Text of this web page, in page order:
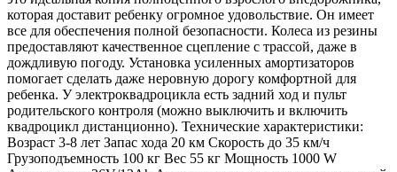
которая доставит ребенку огромное удовольствие. Он имеет
все для обеспечения полной безопасности. Колеса из резины
предоставляют качественное сцепление с трассой, даже в
дождливую погоду. Установка усиленных амортизаторов
помогает сделать даже неровную дорогу комфортной для
ребенка. У электроквадроцикла есть задний ход и пульт
родительского контроля (можно выключить и включить
квадроцикл дистанционно). Технические характеристики:
Возраст 3-8 лет Запас хода 20 км Скорость до 35 км/ч
Грузоподъемность 100 кг Вес 55 кг Мощность 1000 W